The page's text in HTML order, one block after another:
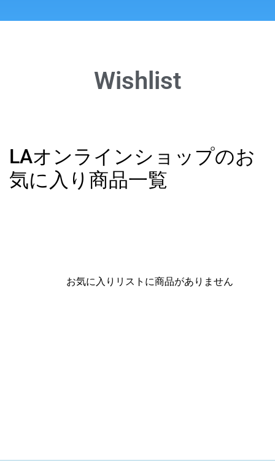
Wishlist
LAオンラインショップのお
気に入り商品一覧
お気に入りリストに商品がありません